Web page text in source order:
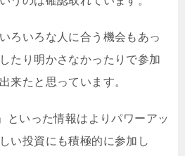
ろいろな人に合う機会もあっ
たり明かさなかったりで参加
来たと思っています。
といった情報はよりパワーアッ
い投資にも積極的に参加し